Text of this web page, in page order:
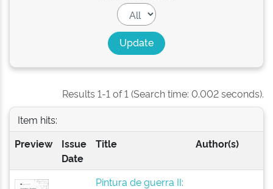
Results 1-1 of 1 (Search time: 0.002 seconds).
Item hits:
Preview
Issue
Date
Title Author(s)
Pintura de guerra II: